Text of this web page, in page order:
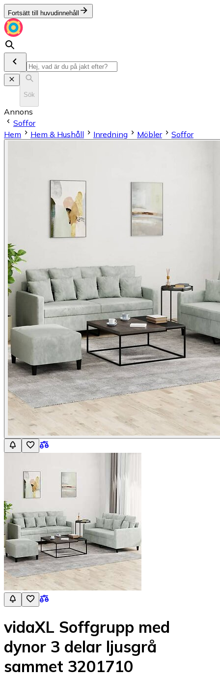
Fortsätt till huvudinnehåll
Sök
Annons
Soffor
Hem
Hem & Hushåll Inredning Möbler Soffor
vidaXL Soffgrupp med
dynor 3 delar ljusgrå
sammet 3201710